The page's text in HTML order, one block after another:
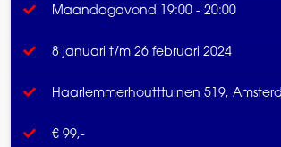
Maandagavond 19:00 - 20:00
8 januari t/m 26 februari 2024
Haarlemmerhoutttuinen 519,
€ 99,-